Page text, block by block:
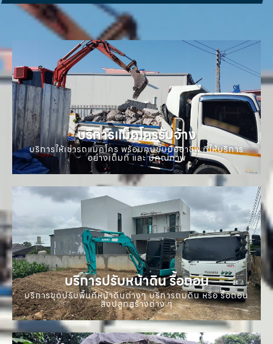
บริการแม็คโครรับจ้าง
บริการให้เช่ารถแมคโคร พร้อมคนขับมืออาชีพ ที่ให้บริการ
อย่างเต็มที่ และ มีคุณภาพ
บริการปรับหน้าดิน รื้อถอน
บริการขุดปรับพื้นที่หน้าดินต่างๆ บริการถมดิน หรือ รื้อถอน
สิ่งปลูกสร้างต่าง ๆ